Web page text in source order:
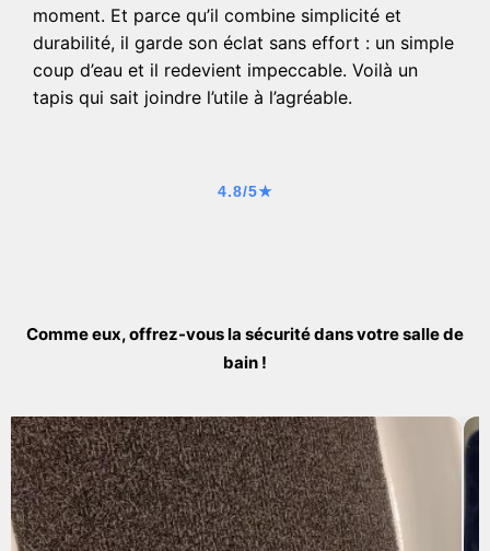
moment. Et parce qu’il combine simplicité et
durabilité, il garde son éclat sans effort : un simple
coup d’eau et il redevient impeccable. Voilà un
tapis qui sait joindre l’utile à l’agréable.
4.8/5★
Comme eux, offrez-vous la sécurité dans votre salle de
bain !